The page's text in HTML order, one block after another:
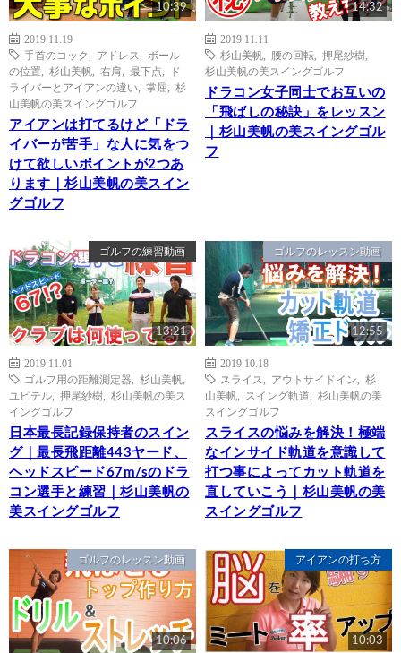
10:39
2019.11.19
手首のコック
アドレス
ボール
の位置
杉山美帆 右肩 最下点
ド
ライバーとアイアンの違い
掌屈
杉
山美帆の美スイングゴルフ
アイアンは打てるけど「ドラ
イバーが苦手」な人に気をつ
けて欲しいポイントが2つあ
ります｜杉山美帆の美スイン
グゴルフ
14:32
2019.11.11
杉山美帆
腰の回転 押尾紗樹
杉山美帆の美スイングゴルフ
ドラコン女子同士でお互いの
「飛ばしの秘訣」をレッスン
｜杉山美帆の美スイングゴル
フ
ゴルフの練習動画
13:21
2019.11.01
ゴルフ用の距離測定器
杉山美帆
ユピテル
押尾紗樹
杉山美帆の美ス
イングゴルフ
日本最長記録保持者のスイン
グ｜最長飛距離443ヤード、
ヘッドスピード67m/sのドラ
コン選手と練習｜杉山美帆の
美スイングゴルフ
ゴルフのレッスン動画
12:55
2019.10.18
スライス
アウトサイドイン
杉
山美帆
スイング軌道
杉山美帆の美
スイングゴルフ
スライスの悩みを解決！極端
なインサイド軌道を意識して
打つ事によってカット軌道を
直していこう｜杉山美帆の美
スイングゴルフ
ゴルフのレッスン動画
10:06
アイアンの打ち方
10:03